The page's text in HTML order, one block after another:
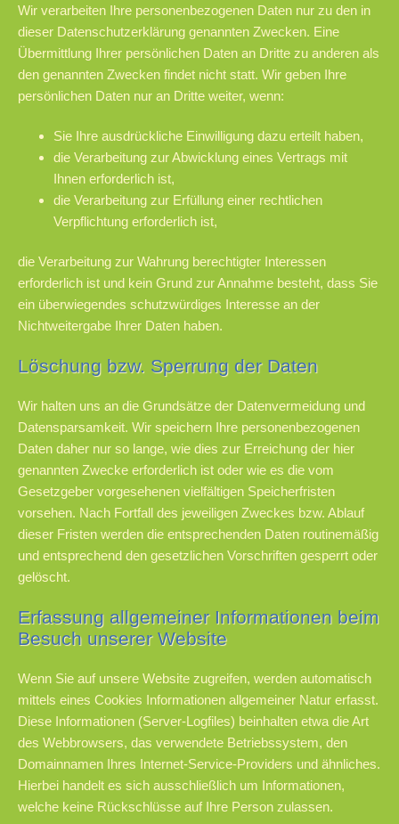
Wir verarbeiten Ihre personenbezogenen Daten nur zu den in
dieser Datenschutzerklärung genannten Zwecken. Eine
Übermittlung Ihrer persönlichen Daten an Dritte zu anderen als
den genannten Zwecken findet nicht statt. Wir geben Ihre
persönlichen Daten nur an Dritte weiter, wenn:
Sie Ihre ausdrückliche Einwilligung dazu erteilt haben,
die Verarbeitung zur Abwicklung eines Vertrags mit
Ihnen erforderlich ist,
die Verarbeitung zur Erfüllung einer rechtlichen
Verpflichtung erforderlich ist,
die Verarbeitung zur Wahrung berechtigter Interessen
erforderlich ist und kein Grund zur Annahme besteht, dass Sie
ein überwiegendes schutzwürdiges Interesse an der
Nichtweitergabe Ihrer Daten haben.
Löschung bzw. Sperrung der Daten
Wir halten uns an die Grundsätze der Datenvermeidung und
Datensparsamkeit. Wir speichern Ihre personenbezogenen
Daten daher nur so lange, wie dies zur Erreichung der hier
genannten Zwecke erforderlich ist oder wie es die vom
Gesetzgeber vorgesehenen vielfältigen Speicherfristen
vorsehen. Nach Fortfall des jeweiligen Zweckes bzw. Ablauf
dieser Fristen werden die entsprechenden Daten routinemäßig
und entsprechend den gesetzlichen Vorschriften gesperrt oder
gelöscht.
Erfassung allgemeiner Informationen beim
Besuch unserer Website
Wenn Sie auf unsere Website zugreifen, werden automatisch
mittels eines Cookies Informationen allgemeiner Natur erfasst.
Diese Informationen (Server-Logfiles) beinhalten etwa die Art
des Webbrowsers, das verwendete Betriebssystem, den
Domainnamen Ihres Internet-Service-Providers und ähnliches.
Hierbei handelt es sich ausschließlich um Informationen,
welche keine Rückschlüsse auf Ihre Person zulassen.